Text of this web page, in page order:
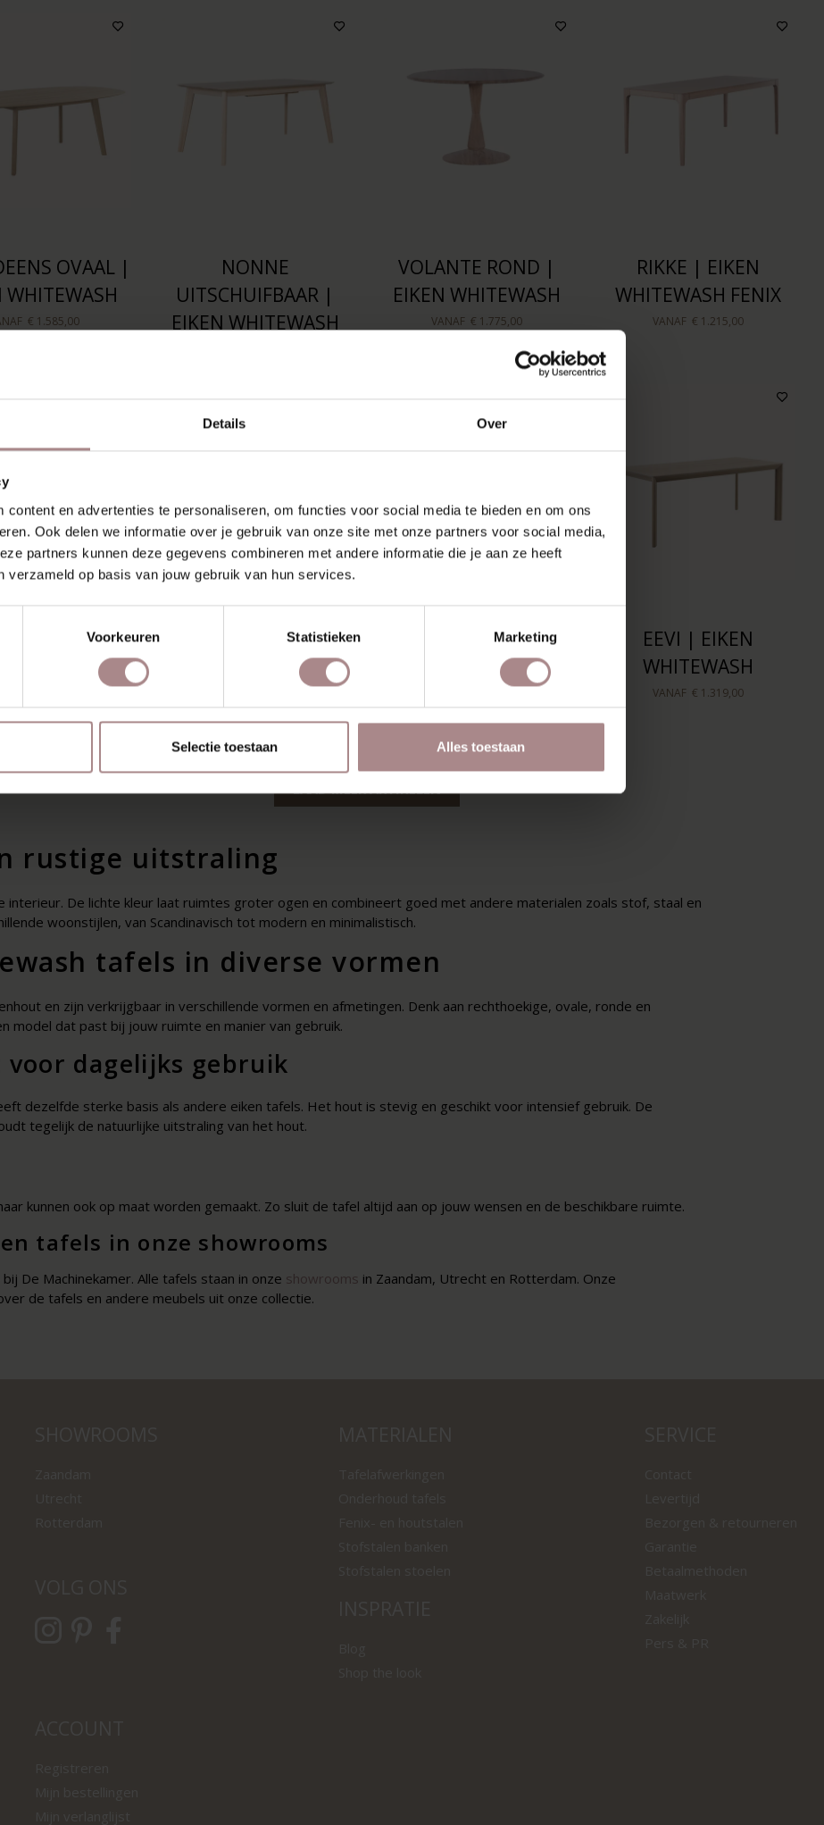
Details Over
content en advertenties te personaliseren, om functies voor social media te bieden en om ons
Ook delen we informatie over je gebruik van onze site met onze partners voor social media,
partners kunnen deze gegevens combineren met andere informatie die je aan ze heeft
verzameld op basis van jouw gebruik van hun services.
Voorkeuren Statistieken Marketing
Selectie toestaan Alles toestaan
OVAAL |
WHITEWASH
€ 1.585,00
NONNE
UITSCHUIFBAAR |
EIKEN WHITEWASH
VOLANTE ROND |
EIKEN WHITEWASH
VANAF € 1.775,00
RIKKE | EIKEN
WHITEWASH FENIX
VANAF € 1.215,00
WHITEWASH |
FENIX
TOMRER | EIKEN
WHITEWASH
GUNNI
UITSCHUIFBAAR |
EIKEN WHITEWASH
VANAF€ 1.529,00
EEVI | EIKEN
WHITEWASH
VANAF € 1.319,00
LAAD MEER ARTIKELEN
rustige uitstraling
De lichte kleur laat ruimtes groter ogen en combineert goed met andere materialen zoals stof, staal en
woonstijlen, van Scandinavisch tot modern en minimalistisch.
tafels in diverse vormen
en zijn verkrijgbaar in verschillende vormen en afmetingen. Denk aan rechthoekige, ovale, ronde en
model dat past bij jouw ruimte en manier van gebruik.
dagelijks gebruik
dezelfde sterke basis als andere eiken tafels. Het hout is stevig en geschikt voor intensief gebruik. De
tegelijk de natuurlijke uitstraling van het hout.
kunnen ook op maat worden gemaakt. Zo sluit de tafel altijd aan op jouw wensen en de beschikbare ruimte.
tafels in onze showrooms
De Machinekamer. Alle tafels staan in onze showrooms in Zaandam, Utrecht en Rotterdam. Onze
de tafels en andere meubels uit onze collectie.